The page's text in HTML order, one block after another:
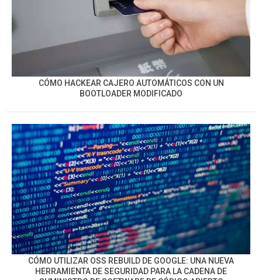
CÓMO HACKEAR CAJERO AUTOMÁTICOS CON UN
BOOTLOADER MODIFICADO
CÓMO UTILIZAR OSS REBUILD DE GOOGLE: UNA NUEVA
HERRAMIENTA DE SEGURIDAD PARA LA CADENA DE